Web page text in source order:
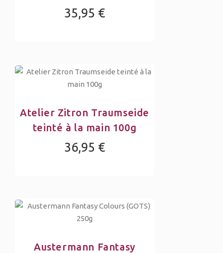
35,95 €
Atelier Zitron Traumseide
teinté à la main 100g
36,95 €
Austermann Fantasy